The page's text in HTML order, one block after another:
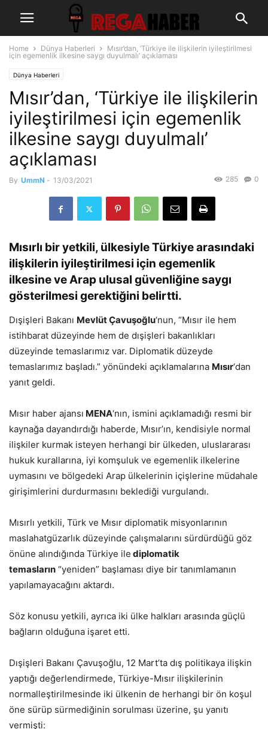
Home Dünya Haberleri
Mısır’dan, ‘Türkiye ile ilişkilerin iyileştirilmesi
için egemenlik ilkesine saygı duyulmalı’ açıklaması
Dünya Haberleri
Mısır’dan, ‘Türkiye ile ilişkilerin
iyileştirilmesi için egemenlik
ilkesine saygı duyulmalı’
açıklaması
By UmmN - 13/03/2021 0
285
Mısırlı bir yetkili, ülkesiyle Türkiye arasındaki
ilişkilerin iyileştirilmesi için egemenlik
ilkesine ve Arap ulusal güvenliğine saygı
gösterilmesi gerektiğini belirtti.
Dışişleri Bakanı Mevlüt Çavuşoğlu‘nun, “Mısır ile hem
istihbarat düzeyinde hem de dışişleri bakanlıkları
düzeyinde temaslarımız var. Diplomatik düzeyde
temaslarımız başladı.” yönündeki açıklamalarına Mısır‘dan
yanıt geldi.
Mısır haber ajansı MENA‘nın, ismini açıklamadığı resmi bir
kaynağa dayandırdığı haberde, Mısır’ın, kendisiyle normal
ilişkiler kurmak isteyen herhangi bir ülkeden, uluslararası
hukuk kurallarına, iyi komşuluk ve egemenlik ilkelerine
uymasını ve bölgedeki Arap ülkelerinin içişlerine müdahale
girişimlerini durdurmasını beklediği vurgulandı.
Mısırlı yetkili, Türk ve Mısır diplomatik misyonlarının
maslahatgüzarlık düzeyinde çalışmalarını sürdürdüğü göz
önüne alındığında Türkiye ile diplomatik
temasların “yeniden” başlaması diye bir tanımlamanın
yapılamayacağını aktardı.
Söz konusu yetkili, ayrıca iki ülke halkları arasında güçlü
bağların olduğuna işaret etti.
Dışişleri Bakanı Çavuşoğlu, 12 Mart’ta dış politikaya ilişkin
yaptığı değerlendirmede, Türkiye-Mısır ilişkilerinin
normalleştirilmesinde iki ülkenin de herhangi bir ön koşul
öne sürüp sürmediğinin sorulması üzerine, şu yanıtı
vermişti: